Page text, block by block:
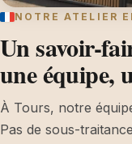
NOTRE ATELIER
Un savoir-
une équipe,
À Tours, notre
Pas de sous-